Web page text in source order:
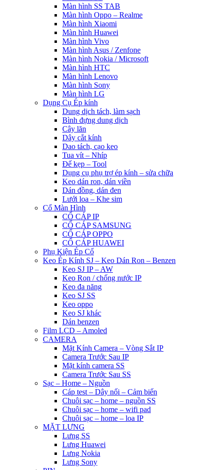
Màn hình SS TAB
Màn hình Oppo – Realme
Màn hình Xiaomi
Màn hình Huawei
Màn hình Vivo
Màn hình Asus / Zenfone
Màn hình Nokia / Microsoft
Màn hình HTC
Màn hình Lenovo
Màn hình Sony
Màn hình LG
Dụng Cụ Ép kính
Dung dịch tách, làm sạch
Bình đựng dung dịch
Cây lăn
Dây cắt kính
Dao tách, cạo keo
Tua vít – Nhíp
Đế kẹp – Tool
Dụng cụ phụ trợ ép kính – sửa chữa
Keo dán ron, dán viền
Dán đồng, dán đen
Lưới loa – Khe sim
Cổ Màn Hình
CỔ CÁP IP
CỔ CÁP SAMSUNG
CỔ CÁP OPPO
CỔ CÁP HUAWEI
Phụ Kiện Ép Cố
Keo Ép Kính SJ – Keo Dán Ron – Benzen
Keo SJ IP – AW
Keo Ron / chống nước IP
Keo đa năng
Keo SJ SS
Keo oppo
Keo SJ khác
Dán benzen
Film LCD – Amoled
CAMERA
Mặt Kính Camera – Vòng Sắt IP
Camera Trước Sau IP
Mặt kính camera SS
Camera Trước Sau SS
Sạc – Home – Nguồn
Cáp test – Dây nối – Cảm biến
Chuôi sạc – home – nguồn SS
Chuôi sạc – home – wifi pad
Chuôi sạc – home – loa IP
MẶT LƯNG
Lưng SS
Lưng Huawei
Lưng Nokia
Lưng Sony